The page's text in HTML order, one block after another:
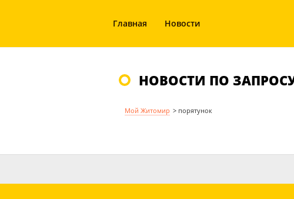
Главная Новости
НОВОСТИ ПО
Мой Житомир > порятунок